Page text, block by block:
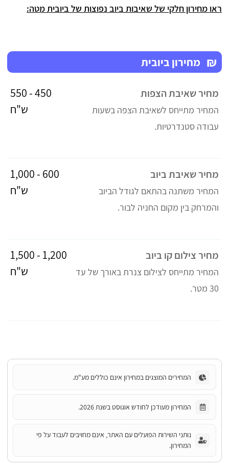
ראו מחירון חלקי של שאיבות ביוב נפוצות של ביובית מטה:
₪ מחירון ביובית
מחיר שאיבת הצפות
המחיר מתייחס לשאיבת הצפה בשעות
עבודה סטנדרטיות.
450 - 550
ש"ח
מחיר שאיבת ביוב
המחיר משתנה בהתאם לגודל הביוב
והמרחק בין מקום החניה לבור.
600 - 1,000
ש"ח
מחיר צילום קו ביוב
המחיר מתייחס לצילום צנרת באורך של עד
30 מטר.
1,200 - 1,500
ש"ח
המחירים המוצגים במחירון אינם כוללים מע"מ.
המחירון מעודכן לחודש אוגוסט בשנת 2026.
נותני השירות הפועלים עם האתר, אינם מחויבים לעבוד על פי
המחירון.